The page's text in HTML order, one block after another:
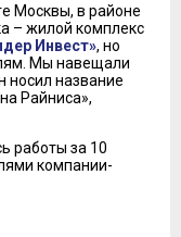
Москвы, в районе
– жилой комплекс
Инвест», но
Мы навещали
носил название
Райниса»,
работы за 10
компании-